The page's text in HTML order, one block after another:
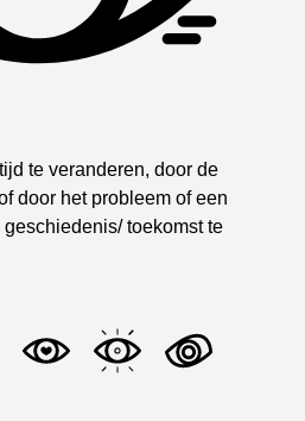
te veranderen, door de
door het probleem of een
toekomst te